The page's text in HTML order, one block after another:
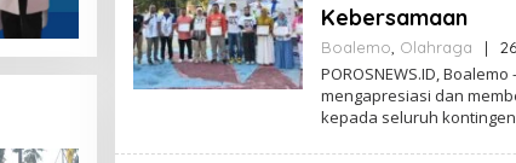
Kebersamaan
Boalemo Olahraga |
POROSNEWS.ID,
mengapresiasi dan
kepada seluruh kontingen